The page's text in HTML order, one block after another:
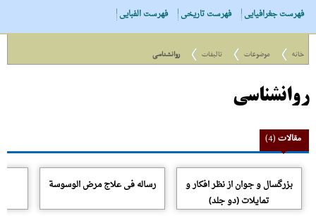
فهرست جغرافیایی
فهرست تاریخی فهرست الفبایی
خانه موضوعات تالیفات روانشناسی
روانشناسی
مقالات(4)
بزرگسال و جوان از نظر افکار و
تمایلات (دو جلد)
رساله فى علاج مرض الوسوسة